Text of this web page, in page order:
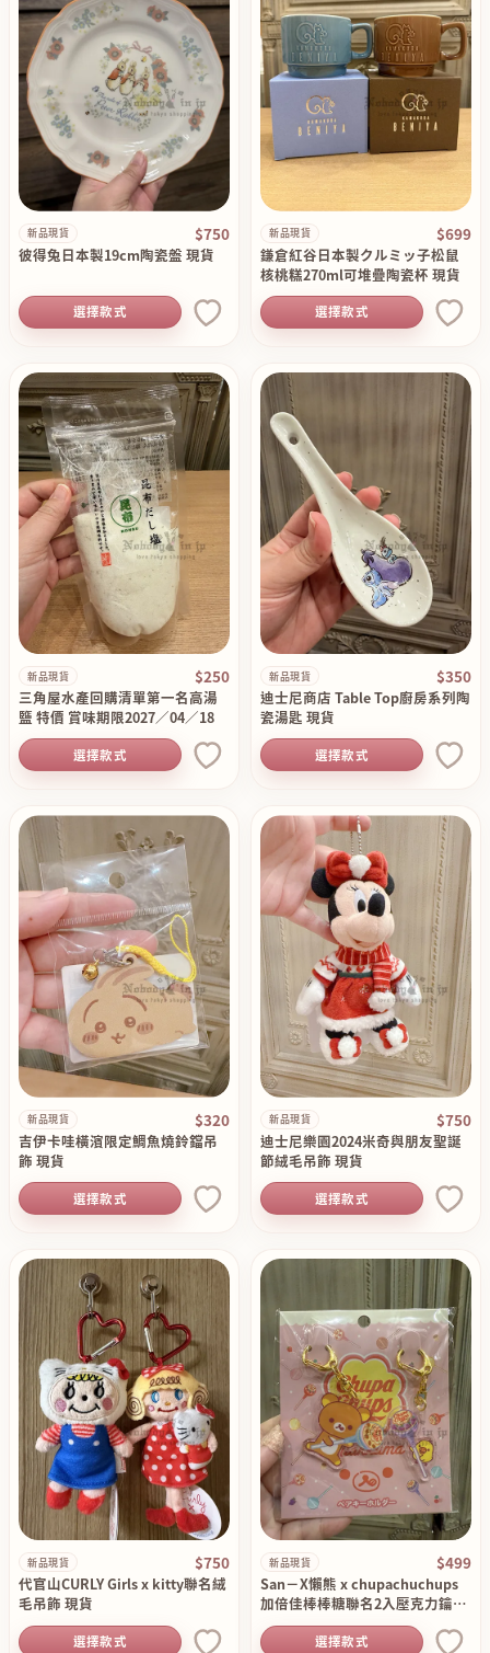
新品現貨 $750
彼得兔日本製19cm陶瓷盤 現貨
選擇款式
新品現貨 $699
鎌倉紅谷日本製クルミッ子松鼠
核桃糕270ml可堆疊陶瓷杯 現貨
選擇款式
新品現貨 $250
三角屋水產回購清單第一名高湯
鹽 特價 賞味期限2027／04／18
選擇款式
新品現貨 $350
迪士尼商店 Table Top廚房系列陶
瓷湯匙 現貨
選擇款式
新品現貨 $320
吉伊卡哇橫濱限定鯛魚燒鈴鐺吊
飾 現貨
選擇款式
新品現貨 $750
迪士尼樂園2024米奇與朋友聖誕
節絨毛吊飾 現貨
選擇款式
新品現貨 $750
代官山CURLY Girls x kitty聯名絨
毛吊飾 現貨
選擇款式
新品現貨 $499
San－X懶熊 x chupachuchups
加倍佳棒棒糖聯名2入壓克力鑰匙
圈組 現貨
選擇款式